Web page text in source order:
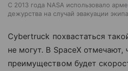
С 2013 года NASA использовало
дежурства на случай эвакуации
Cybertruck похвастаться
не могут. В SpaceX отмечают,
преимуществом будет